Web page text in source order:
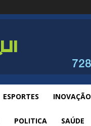
ESPORTES INOVAÇÃO
POLITICA SAÚDE